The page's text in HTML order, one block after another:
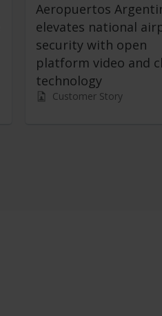
Aeropuertos
elevates national
security with open
platform video and
technology
Customer Story